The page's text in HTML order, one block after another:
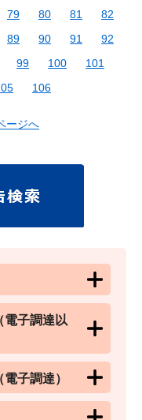
79 80 81
82
89 90 91
92
99 100
101
106
ージへ
電子調達以
子調達）